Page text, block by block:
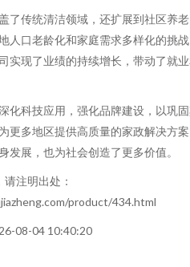
了传统清洁领域，还扩展到社区养
人口老龄化和家庭需求多样化的挑
实现了业绩的持续增长，带动了就
化科技应用，强化品牌建设，以巩
更多地区提供高质量的家政解决方
展，也为社会创造了更多价值。
注明出处：
product/434.html
08-04 10:40:20